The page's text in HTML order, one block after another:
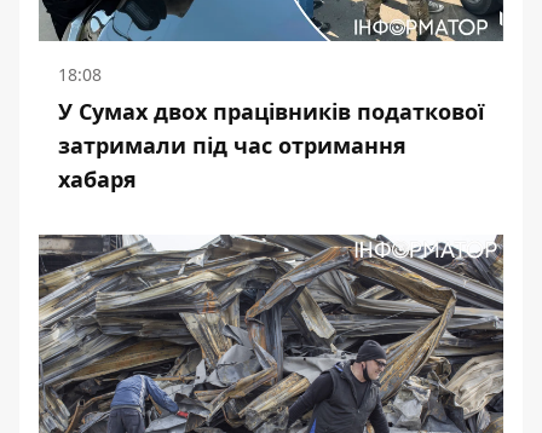
18:08
У Сумах двох працівників податкової
затримали під час отримання
хабаря